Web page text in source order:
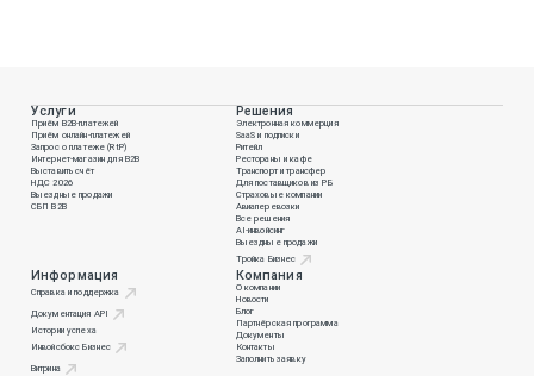
Услуги
Приём B2B-платежей
Приём онлайн-платежей
Запрос о платеже (RtP)
Интернет-магазин для B2B
Выставить счёт
НДС 2026
Выездные продажи
СБП B2B
Решения
Электронная коммерция
SaaS и подписки
Ритейл
Рестораны и кафе
Транспорт и трансфер
Для поставщиков из РБ
Страховые компании
Авиаперевозки
Все решения
AI-инвойсинг
Выездные продажи
Тройка Бизнес
Информация
Справка и поддержка
Документация API
Истории успеха
Инвойсбокс Бизнес
Витрина
Компания
О компании
Новости
Блог
Партнёрская программа
Документы
Контакты
Заполнить заявку